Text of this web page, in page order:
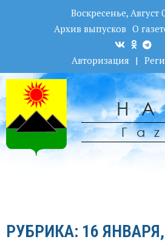
Воскресенье, Август
Архив выпусков О
Авторизация |
РУБРИКА: 16